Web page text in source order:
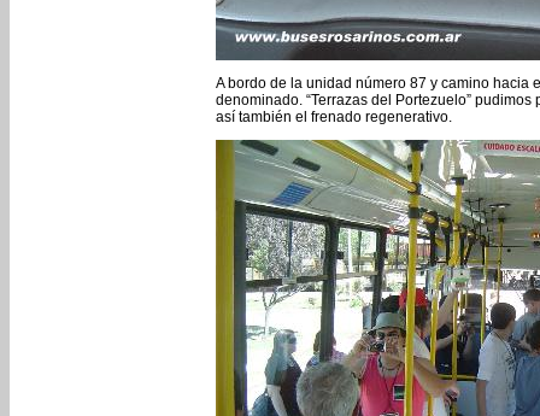
A bordo de la unidad número 87 y camino hacia
denominado. “Terrazas del Portezuelo”
así también el frenado regenerativo.